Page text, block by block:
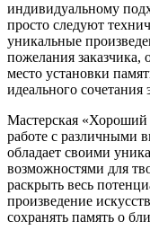
индивидуальному
просто следуют
уникальные
пожелания заказчика,
место установки
идеального
Мастерская «Хороший
работе с различными
обладает своими
возможностями для
раскрыть весь
произведение
сохранять память о